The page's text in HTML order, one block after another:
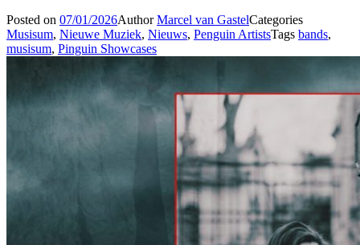
Posted on 07/01/2026AuthorMarcel van GastelCategories
Musisum, Nieuwe Muziek, Nieuws, Penguin ArtistsTags bands,
musisum, Pinguin Showcases